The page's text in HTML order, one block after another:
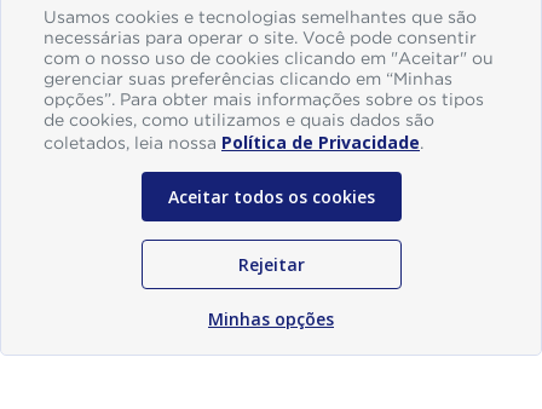
Perguntas frequentes
Glossário
Ouvidoria
Manual de Navegação
Política de Privacidade
SOGO Tecnologia
Usamos cookies e tecnologias semelhantes que são
necessárias para operar o site. Você pode consentir
com o nosso uso de cookies clicando em "Aceitar" ou
gerenciar suas preferências clicando em “Minhas
opções”. Para obter mais informações sobre os tipos
de cookies, como utilizamos e quais dados são
coletados, leia nossa Política de Privacidade.
Aceitar todos os cookies
Rejeitar
Minhas opções